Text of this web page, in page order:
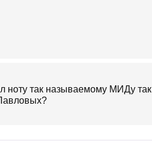
ноту так называемому МИДу так